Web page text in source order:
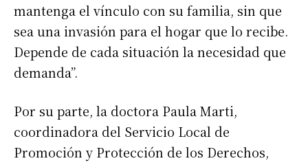
mantenga el vínculo con su familia, sin que
sea una invasión para el hogar que lo recibe.
Depende de cada situación la necesidad que
demanda”.
Por su parte, la doctora Paula Marti,
coordinadora del Servicio Local de
Promoción y Protección de los Derechos,